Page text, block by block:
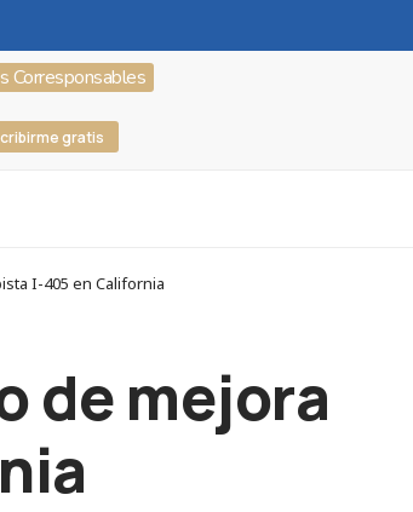
Corresponsables
gratis
I-405 en California
de mejora